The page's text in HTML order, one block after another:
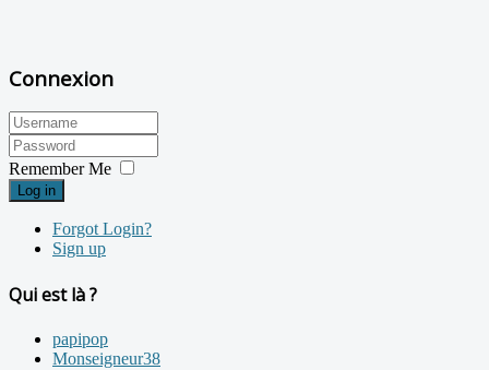
Connexion
Remember Me
Log in
Forgot Login?
Sign up
Qui est là ?
papipop
Monseigneur38